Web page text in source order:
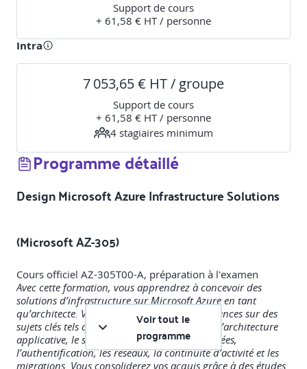
Support de cours
+ 61,58 € HT / personne
Intra
7 053,65 € HT / groupe
Support de cours
+ 61,58 € HT / personne
4 stagiaires minimum
Programme détaillé
Design Microsoft Azure Infrastructure Solutions
(Microsoft AZ-305)
Avec cette formation, vous apprendrez à concevoir des
solutions d’infrastructure sur Microsoft Azure en tant
qu’architecte. Vous développerez vos compétences sur des
sujets clés tels que la gouvernance, le calcul, l’architecture
applicative, le stockage, l’intégration de données,
l’authentification, les réseaux, la continuité d’activité et les
migrations. Vous consoliderez vos acquis grâce à des études
Voir tout le
programme